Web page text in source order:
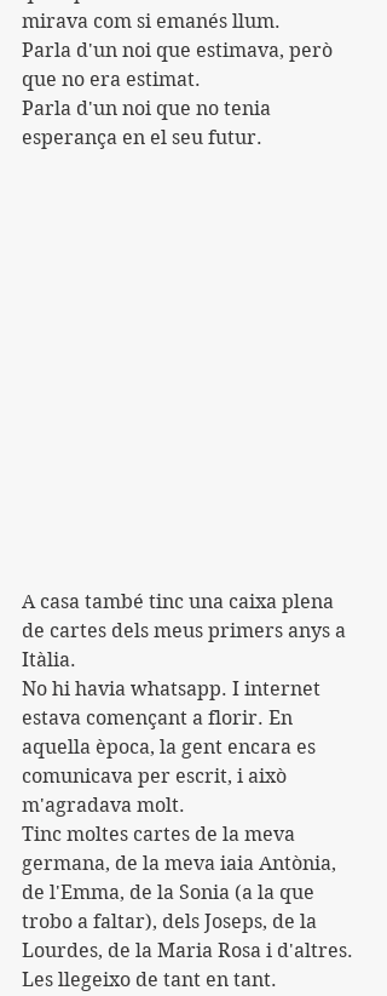
mirava com si emanés llum.
Parla d'un noi que estimava, però
que no era estimat.
Parla d'un noi que no tenia
esperança en el seu futur.
A casa també tinc una caixa plena
de cartes dels meus primers anys a
Itàlia.
No hi havia whatsapp. I internet
estava començant a florir. En
aquella època, la gent encara es
comunicava per escrit, i això
m'agradava molt.
Tinc moltes cartes de la meva
germana, de la meva iaia Antònia,
de l'Emma, ​​de la Sonia (a la que
trobo a faltar), dels Joseps, de la
Lourdes, de la Maria Rosa i d'altres.
Les llegeixo de tant en tant.